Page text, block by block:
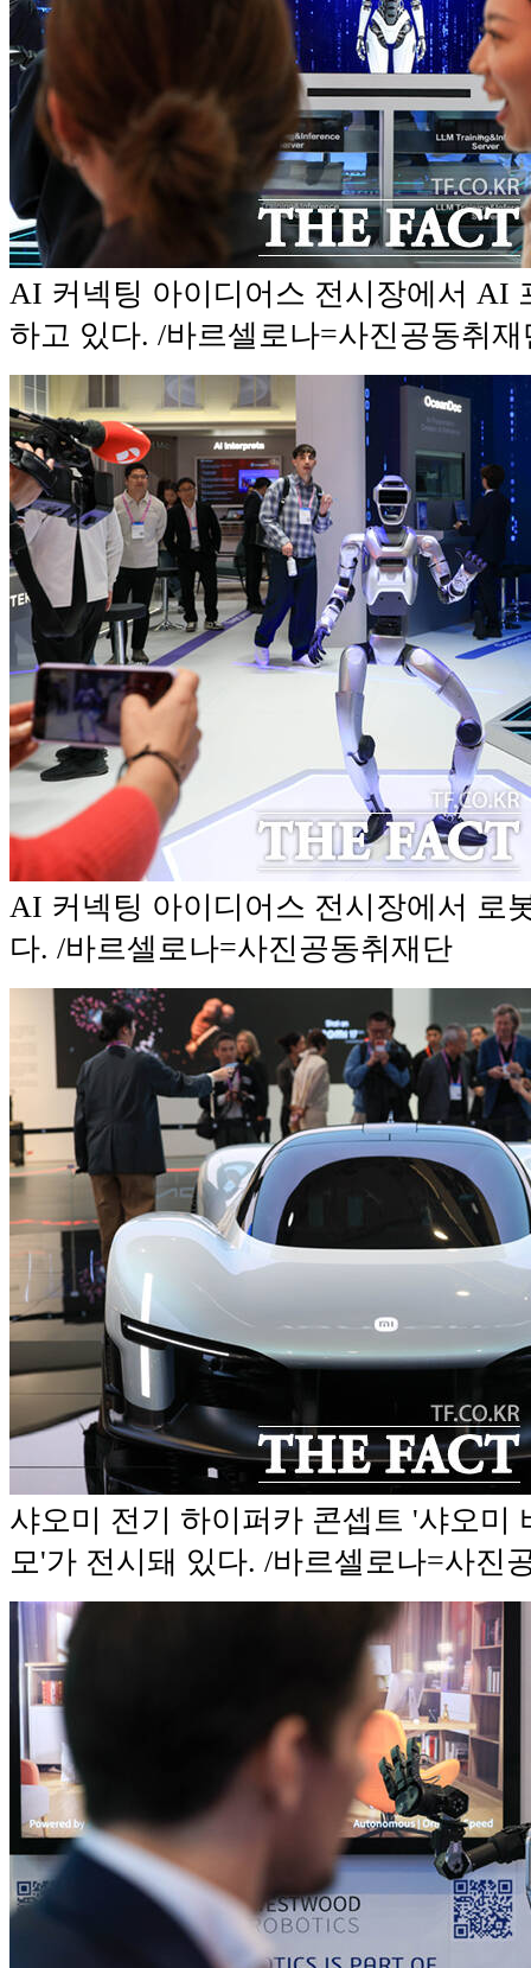
AI 커넥팅 아이디어스 전시장에서 AI
하고 있다. /바르셀로나=사진공동취재
AI 커넥팅 아이디어스 전시장에서 로
다. /바르셀로나=사진공동취재단
샤오미 전기 하이퍼카 콘셉트 '샤오미
모'가 전시돼 있다. /바르셀로나=사진